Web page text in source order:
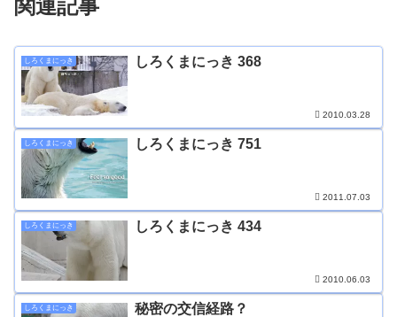
関連記事
しろくまにっき しろくまにっき 368
2010.03.28
しろくまにっき しろくまにっき 751
2011.07.03
しろくまにっき しろくまにっき 434
2010.06.03
しろくまにっき 秘密の交信経路？